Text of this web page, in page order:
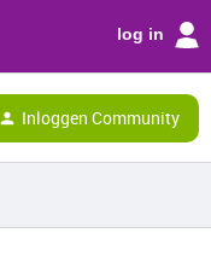
log in
Inloggen Community